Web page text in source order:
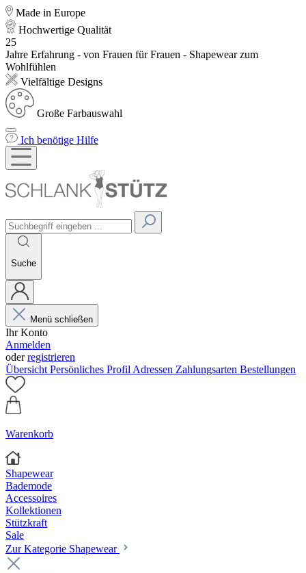
Made in Europe
Hochwertige Qualität
25
Jahre Erfahrung - von Frauen für Frauen - Shapewear zum
Wohlfühlen
Vielfältige Designs
Große Farbauswahl
Ich benötige Hilfe
Suche
Menü schließen
Ihr Konto
Anmelden
oderregistrieren
Übersicht Persönliches Profil Adressen Zahlungsarten Bestellungen
Warenkorb
Shapewear
Bademode
Accessoires
Kollektionen
Stützkraft
Sale
Zur Kategorie Shapewear